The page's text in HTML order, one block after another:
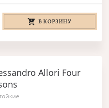
В КОРЗИНУ
Allori Four